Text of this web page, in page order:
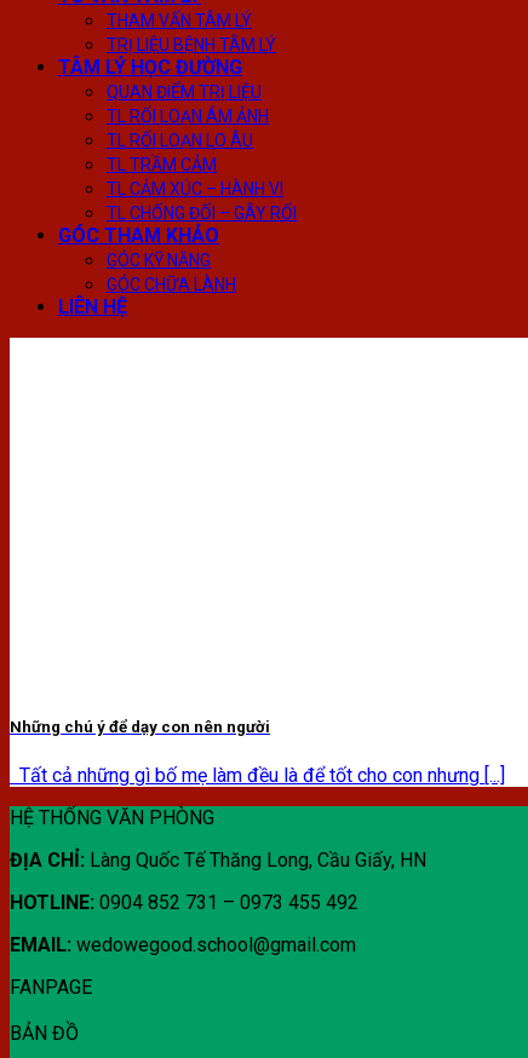
THAM VẤN TÂM LÝ
TRỊ LIỆU BỆNH TÂM LÝ
TÂM LÝ HỌC ĐƯỜNG
QUAN ĐIỂM TRỊ LIỆU
TL RỐI LOẠN ÁM ẢNH
TL RỐI LOẠN LO ÂU
TL TRẦM CẢM
TL CẢM XÚC – HÀNH VI
TL CHỐNG ĐỐI – GÂY RỐI
GÓC THAM KHẢO
GÓC KỸ NĂNG
GÓC CHỮA LÀNH
LIÊN HỆ
Những chú ý để dạy con nên người
Tất cả những gì bố mẹ làm đều là để tốt cho con nhưng [...]
HỆ THỐNG VĂN PHÒNG
ĐỊA CHỈ: Làng Quốc Tế Thăng Long, Cầu Giấy, HN
HOTLINE: 0904 852 731 – 0973 455 492
EMAIL: wedowegood.school@gmail.com
FANPAGE
BẢN ĐỒ